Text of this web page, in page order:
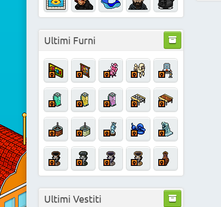
Ultimi Furni
Ultimi Vestiti